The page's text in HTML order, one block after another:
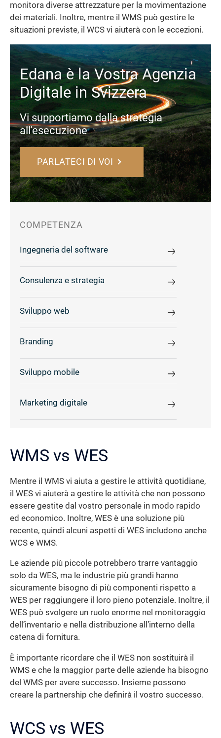
monitora diverse attrezzature per la movimentazione
dei materiali. Inoltre, mentre il WMS può gestire le
situazioni previste, il WCS vi aiuterà con le eccezioni.
Edana è la Vostra Agenzia
Digitale in Svizzera
Vi supportiamo dalla strategia
all'esecuzione
PARLATECI DI VOI
COMPETENZA
Ingegneria del software
Consulenza e strategia
Sviluppo web
Branding
Sviluppo mobile
Marketing digitale
WMS vs WES
Mentre il WMS vi aiuta a gestire le attività quotidiane,
il WES vi aiuterà a gestire le attività che non possono
essere gestite dal vostro personale in modo rapido
ed economico. Inoltre, WES è una soluzione più
recente, quindi alcuni aspetti di WES includono anche
WCS e WMS.
Le aziende più piccole potrebbero trarre vantaggio
solo da WES, ma le industrie più grandi hanno
sicuramente bisogno di più componenti rispetto a
WES per raggiungere il loro pieno potenziale. Inoltre, il
WES può svolgere un ruolo enorme nel monitoraggio
dell’inventario e nella distribuzione all’interno della
catena di fornitura.
È importante ricordare che il WES non sostituirà il
WMS e che la maggior parte delle aziende ha bisogno
del WMS per avere successo. Insieme possono
creare la partnership che definirà il vostro successo.
WCS vs WES